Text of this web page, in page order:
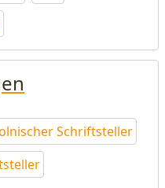
Schriftsteller